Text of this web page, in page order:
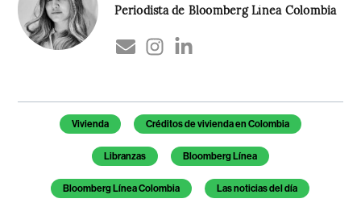
Periodista de Bloomberg Línea Colombia
Temas de este artículo
Vivienda Créditos de vivienda en Colombia
Libranzas Bloomberg Línea
Bloomberg Línea Colombia Las noticias del día